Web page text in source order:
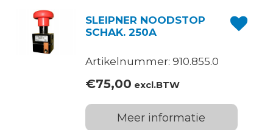
SLEIPNER NOODSTOP
SCHAK. 250A
Artikelnummer: 910.855.0
€75,00 excl.BTW
Meer informatie